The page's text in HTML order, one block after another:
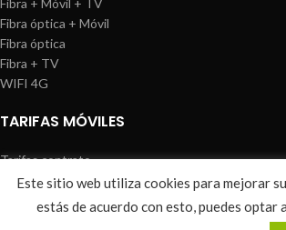
Fibra + Móvil + TV
Fibra óptica + Móvil
Fibra óptica
Fibra + TV
WIFI 4G
TARIFAS MÓVILES
Tarifas contrato
Tarifas prepago
WIREDOSAFE Aviso Legal Política de
Este sitio web utiliza cookies para mejorar
estás de acuerdo con esto, puedes optar